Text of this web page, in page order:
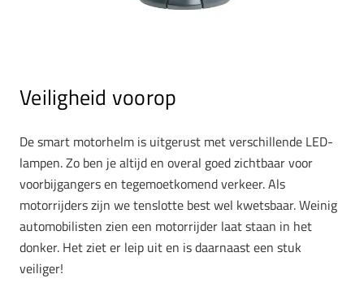
Veiligheid voorop
De smart motorhelm is uitgerust met verschillende LED-
lampen. Zo ben je altijd en overal goed zichtbaar voor
voorbijgangers en tegemoetkomend verkeer. Als
motorrijders zijn we tenslotte best wel kwetsbaar. Weinig
automobilisten zien een motorrijder laat staan in het
donker. Het ziet er leip uit en is daarnaast een stuk
veiliger!